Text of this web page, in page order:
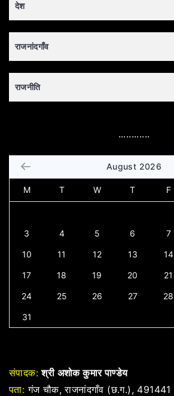
देश
राजनांदगाँव
राजनीति
............
August 2026
M T W T F
3 4 5 6 7
10 11 12 13 14
17 18 19 20 21
24 25 26 27 28
31
संपादक: श्री अशोक कुमार पाण्डेय
पता: गंज चौक, राजनांदगाँव (छ.ग.), 491441